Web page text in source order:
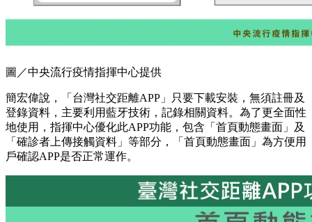
圖／中央流行疫情指揮中心提供
簡宏偉說，「台灣社交距離APP」只要下載安裝，無須註冊及
登錄資料，主要利用藍牙技術，記錄相關資料。為了更全面性
地使用，指揮中心優化此APP功能，包含「首頁動態畫面」及
「確診者上傳接觸資料」等部分，「首頁動態畫面」為方便用
戶確認APP是否正常運作。